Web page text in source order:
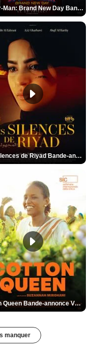
Spider-Man: Brand New Day Bande-annonce VO STFR
Les Silences de Riyad Bande-annonce VO STFR
Cotton Queen Bande-annonce VO STFR
manquer